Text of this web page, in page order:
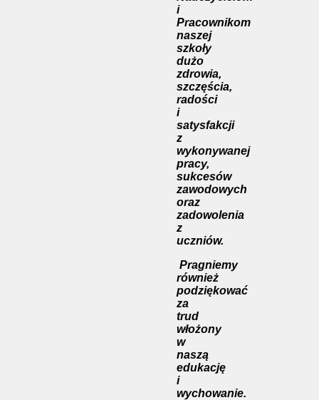
i
Pracownikom
naszej
szkoły
dużo
zdrowia,
szczęścia,
radości
i
satysfakcji
z
wykonywanej
pracy,
sukcesów
zawodowych
oraz
zadowolenia
z
uczniów.
Pragniemy
również
podziękować
za
trud
włożony
w
naszą
edukację
i
wychowanie.